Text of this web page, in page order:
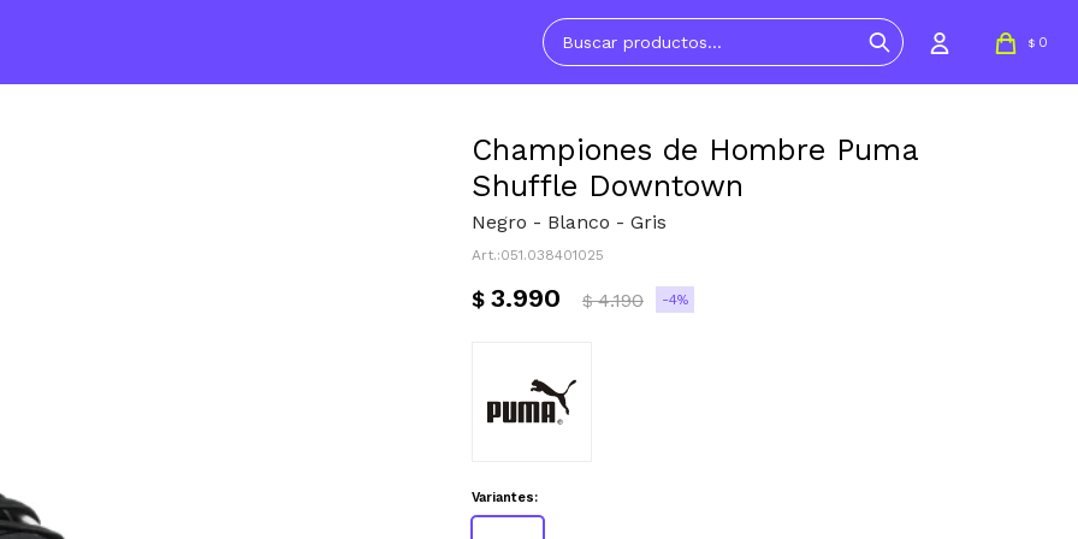
$ 0
Championes de Hombre Puma
Shuffle Downtown
Negro - Blanco - Gris
051.038401025
$ 3.990 $ 4.190 4
Variantes: